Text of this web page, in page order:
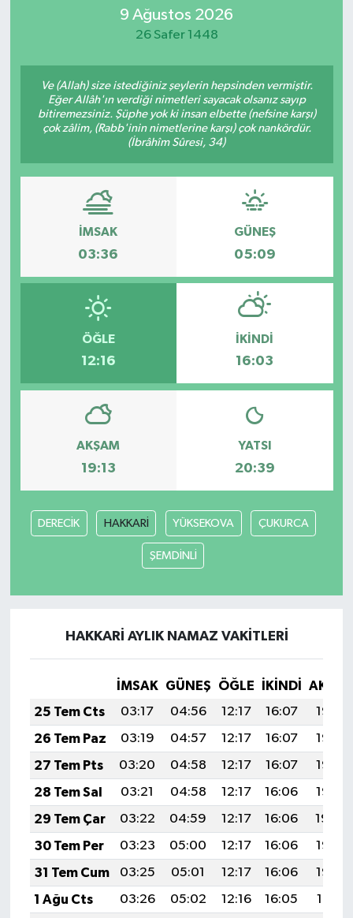
9 Ağustos 2026
26 Safer 1448
Ve (Allah) size istediğiniz şeylerin hepsinden vermiştir.
Eğer Allâh'ın verdiği nimetleri sayacak olsanız sayıp
bitiremezsiniz. Şüphe yok ki insan elbette (nefsine karşı)
çok zâlim, (Rabb'inin nimetlerine karşı) çok nankördür.
(İbrâhîm Sûresi, 34)
İMSAK
03:36
GÜNEŞ
05:09
ÖĞLE
12:16
İKINDI
16:03
AKŞAM
19:13
YATSI
20:39
DERECİK HAKKARİ YÜKSEKOVA ÇUKURCA
ŞEMDİNLİ
HAKKARİ AYLIK NAMAZ VAKITLERI
İMSAK GÜNEŞ ÖĞLE İKINDI
25 Tem Cts
03:17 04:56 12:17 16:07
19:27
26 Tem Paz
03:19 04:57 12:17 16:07
19:26
27 Tem Pts
03:20 04:58 12:17 16:07
19:26
28 Tem Sal
03:21 04:58 12:17 16:06
19:25
29 Tem Çar
03:22 04:59 12:17 16:06
19:24
30 Tem Per
03:23 05:00 12:17 16:06
19:23
31 Tem Cum
03:25 05:01 12:17 16:06
19:22
1 Ağu Cts
03:26 05:02 12:16 16:05
19:21
Teknoloji
TRABZON
TRABZONSPOR